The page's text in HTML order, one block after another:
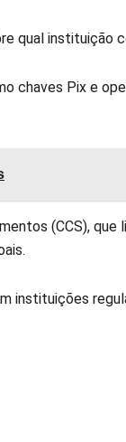
qual instituição
chaves Pix e
(CCS),
instituições